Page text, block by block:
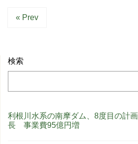
« Prev
検索
利根川水系の南摩ダム、8度目の計
長 事業費95億円増